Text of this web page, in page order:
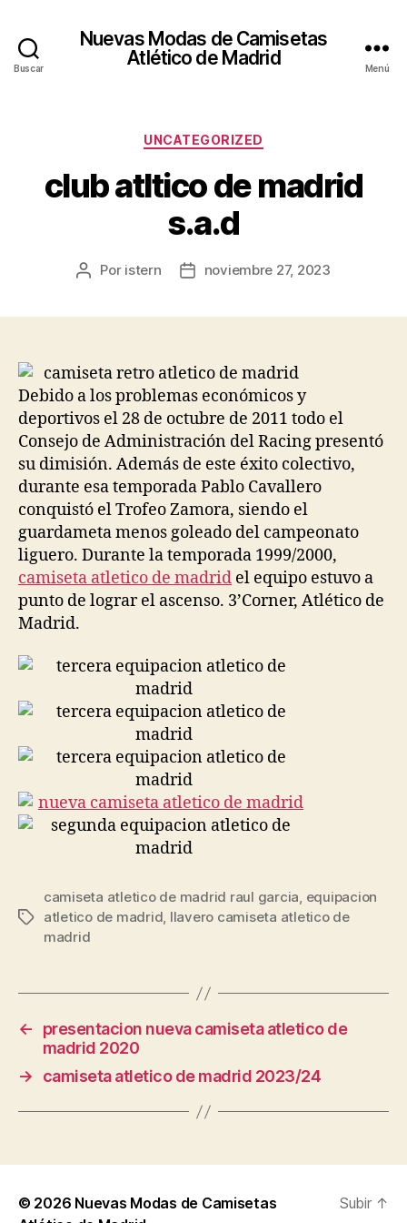
Buscar
Nuevas Modas de Camisetas
Atlético de Madrid
Menú
Categorías
UNCATEGORIZED
club atltico de madrid
s.a.d
Autor
Por istern
Fechanoviembre 27, 2023
Debido a los problemas económicos y
deportivos el 28 de octubre de 2011 todo el
Consejo de Administración del Racing presentó
su dimisión. Además de este éxito colectivo,
durante esa temporada Pablo Cavallero
conquistó el Trofeo Zamora, siendo el
guardameta menos goleado del campeonato
liguero. Durante la temporada 1999/2000,
camiseta atletico de madrid el equipo estuvo a
punto de lograr el ascenso. 3’Corner, Atlético de
Madrid.
Etiquetas
camiseta atletico de madrid raul garcia, equipacion
atletico de madrid, llavero camiseta atletico de
madrid
←
presentacion nueva camiseta atletico de
madrid 2020
→
camiseta atletico de madrid 2023/24
© 2026 Nuevas Modas de Camisetas
Subir ↑